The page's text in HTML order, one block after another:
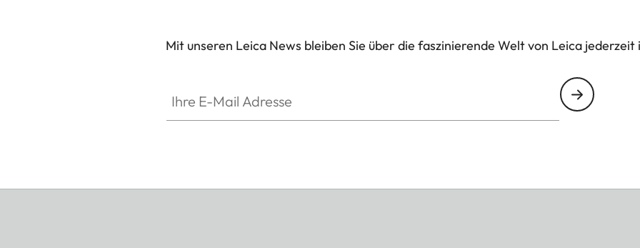
Mit unseren Leica News bleiben Sie über die faszinierende Welt von Leica